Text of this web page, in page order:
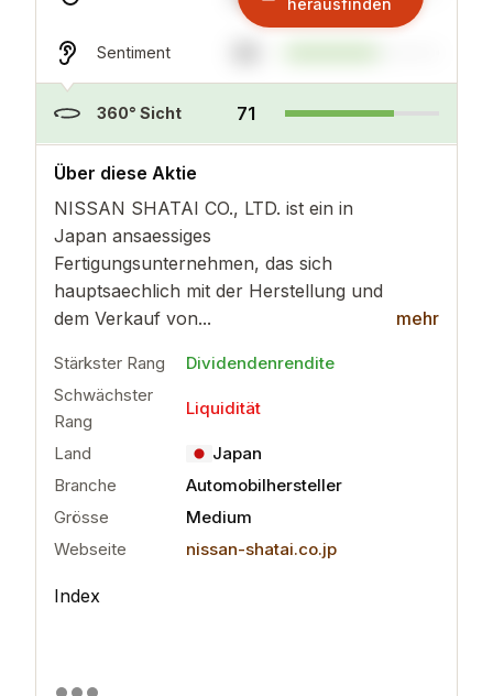
Sentiment
360° Sicht 71
herausfinden
Über diese Aktie
NISSAN SHATAI CO., LTD. ist ein in
Japan ansaessiges
Fertigungsunternehmen, das sich
hauptsaechlich mit der Herstellung und
dem Verkauf von...
mehr
mehr
Stärkster Rang
Dividendenrendite
Schwächster
Rang
Liquidität
Land
Japan
Branche
Automobilhersteller
Grösse
Medium
Webseite
nissan-shatai.co.jp
Index